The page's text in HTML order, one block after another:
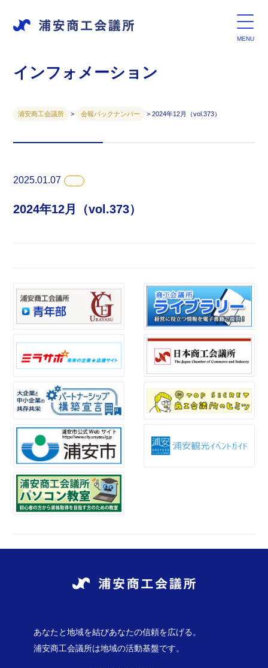
インフォメーション
浦安商工会議所 > 会報バックナンバー >2024年12月（vol.373）
2025.01.07
2024年12月（vol.373）
あなたと地域を結びあなたの信頼を広げる。
浦安商工会議所は地域の活動基盤です。